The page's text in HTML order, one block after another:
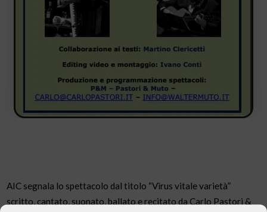
AIC segnala lo spettacolo dal titolo “Virus vitale varietà”
scritto, cantato, suonato, ballato e recitato da Carlo Pastori &